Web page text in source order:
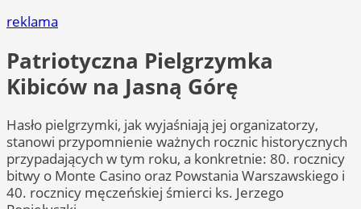
reklama
Patriotyczna Pielgrzymka
Kibiców na Jasną Górę
Hasło pielgrzymki, jak wyjaśniają jej organizatorzy,
stanowi przypomnienie ważnych rocznic historycznych
przypadających w tym roku, a konkretnie: 80. rocznicy
bitwy o Monte Casino oraz Powstania Warszawskiego i
40. rocznicy męczeńskiej śmierci ks. Jerzego